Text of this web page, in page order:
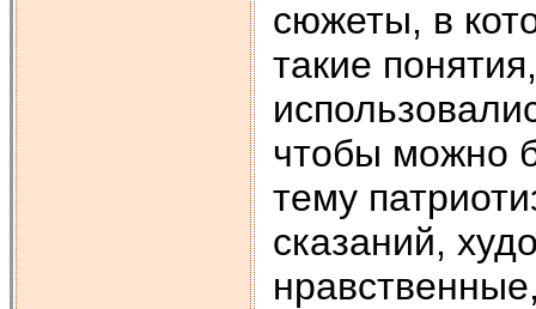
сюжеты, в
такие
чтобы можно
тему
сказаний,